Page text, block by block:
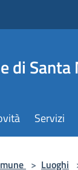
di
Servizi
> Luoghi